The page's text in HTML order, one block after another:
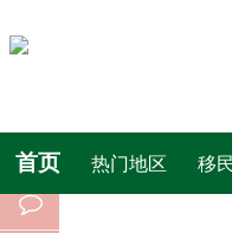
首页 热门地区 移